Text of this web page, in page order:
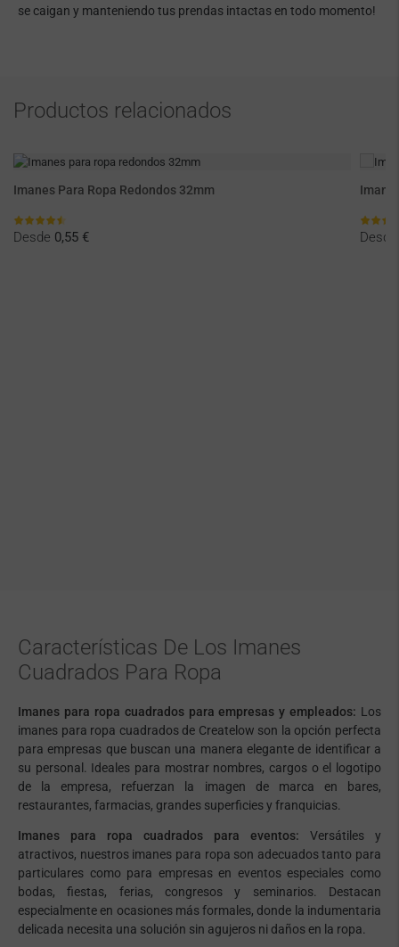
se caigan y manteniendo tus prendas intactas en todo momento!
Productos relacionados
Imanes Para Ropa Redondos 32mm
Desde 0,55 €
Características De Los Imanes
Cuadrados Para Ropa
Imanes para ropa cuadrados para empresas y empleados: Los
imanes para ropa cuadrados de Createlow son la opción perfecta
para empresas que buscan una manera elegante de identificar a
su personal. Ideales para mostrar nombres, cargos o el logotipo
de la empresa, refuerzan la imagen de marca en bares,
restaurantes, farmacias, grandes superficies y franquicias.
Imanes para ropa cuadrados para eventos: Versátiles y
atractivos, nuestros imanes para ropa son adecuados tanto para
particulares como para empresas en eventos especiales como
bodas, fiestas, ferias, congresos y seminarios. Destacan
especialmente en ocasiones más formales, donde la indumentaria
delicada necesita una solución sin agujeros ni daños en la ropa.